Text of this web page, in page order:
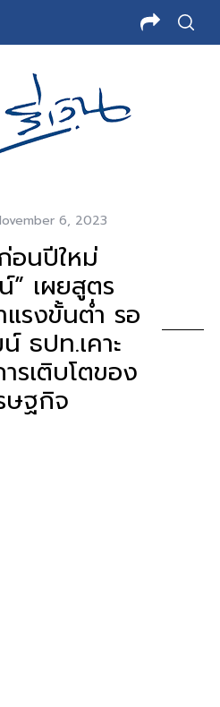
6, 2023
อนปีใหม่
เผยสูตร
รงขั้นต่ำ รอ
ธปท.เคาะ
รเติบโตของ
ษฐกิจ